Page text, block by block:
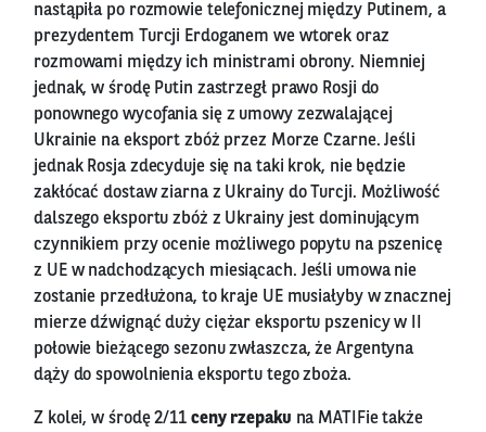
nastąpiła po rozmowie telefonicznej między Putinem, a
prezydentem Turcji Erdoganem we wtorek oraz
rozmowami między ich ministrami obrony. Niemniej
jednak, w środę Putin zastrzegł prawo Rosji do
ponownego wycofania się z umowy zezwalającej
Ukrainie na eksport zbóż przez Morze Czarne. Jeśli
jednak Rosja zdecyduje się na taki krok, nie będzie
zakłócać dostaw ziarna z Ukrainy do Turcji. Możliwość
dalszego eksportu zbóż z Ukrainy jest dominującym
czynnikiem przy ocenie możliwego popytu na pszenicę
z UE w nadchodzących miesiącach. Jeśli umowa nie
zostanie przedłużona, to kraje UE musiałyby w znacznej
mierze dźwignąć duży ciężar eksportu pszenicy w II
połowie bieżącego sezonu zwłaszcza, że Argentyna
dąży do spowolnienia eksportu tego zboża.
Z kolei, w środę 2/11 ceny rzepaku na MATIFie także